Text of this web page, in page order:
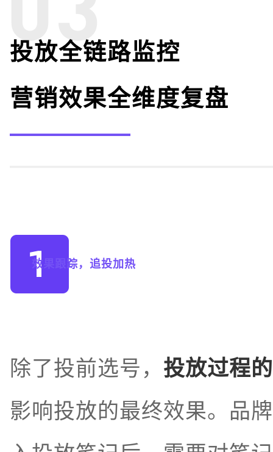
投放全链路监控
营销效果全维度复盘
效果跟踪，追投加热
除了投前选号， 投放过程
影响投放的最终效果。品